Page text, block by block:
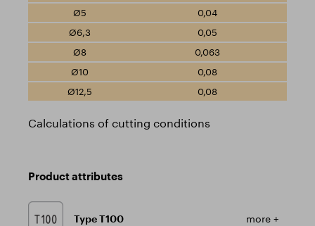
0,04
0,05
0,063
0,08
0,08
Calculations of cutting conditions
Product attributes
Type T100 more +